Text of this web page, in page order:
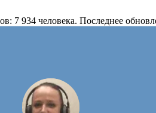
7 934 человека. Последнее